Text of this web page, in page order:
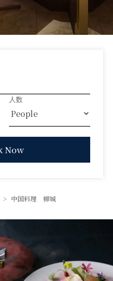
中国料理 柳城